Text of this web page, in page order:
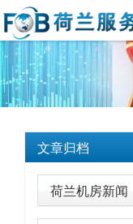
文章归档
荷兰机房新闻